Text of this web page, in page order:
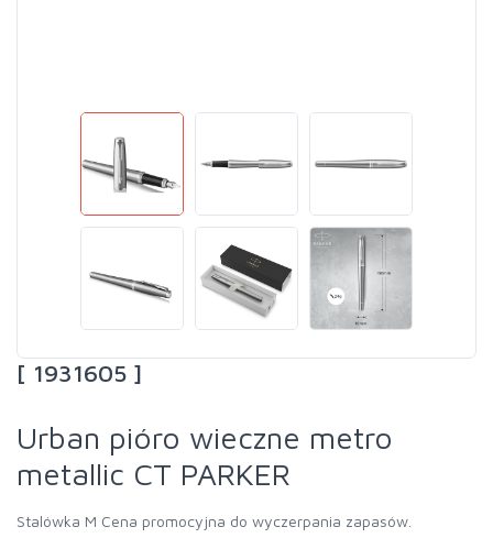
[ 1931605 ]
Urban pióro wieczne metro
metallic CT PARKER
Stalówka M Cena promocyjna do wyczerpania zapasów.